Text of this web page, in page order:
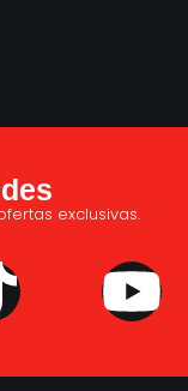
exclusivas.